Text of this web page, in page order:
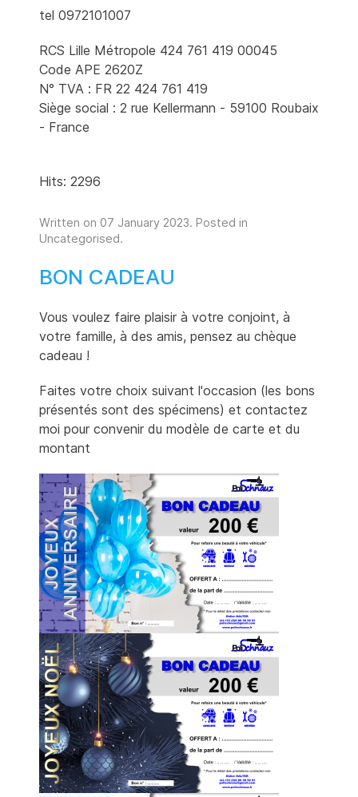
tel 0972101007
RCS Lille Métropole 424 761 419 00045
Code APE 2620Z
N° TVA : FR 22 424 761 419
Siège social : 2 rue Kellermann - 59100 Roubaix
- France
Hits: 2296
Written on 07 January 2023. Posted in
Uncategorised.
BON CADEAU
Vous voulez faire plaisir à votre conjoint, à
votre famille, à des amis, pensez au chèque
cadeau !
Faites votre choix suivant l'occasion (les bons
présentés sont des spécimens) et contactez
moi pour convenir du modèle de carte et du
montant